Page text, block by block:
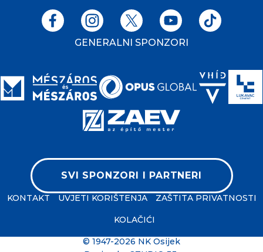
GENERALNI SPONZORI
SVI SPONZORI I PARTNERI
KONTAKT UVJETI KORIŠTENJA ZAŠTITA PRIVATNOSTI
KOLAČIĆI
© 1947-2026 NK Osijek